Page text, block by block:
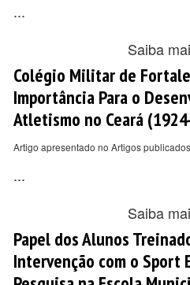
...
Saiba
Colégio Militar de
Importância Para o
Atletismo no Ceará
Artigo apresentado no Artigos
...
Saiba
Papel dos Alunos
Intervenção com o Sport